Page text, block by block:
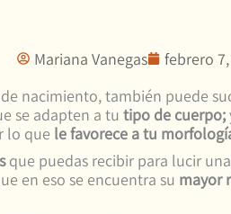
Mariana Vanegas febrero
de nacimiento, también puede
se adapten a tu tipo de cuerpo;
lo que le favorece a tu
que puedas recibir para lucir
en eso se encuentra su mayor